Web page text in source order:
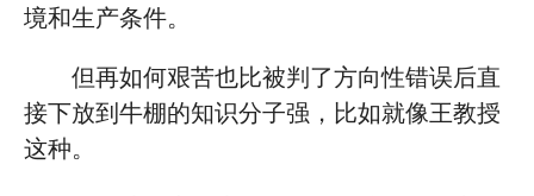
境和生产条件。
但再如何艰苦也比被判了方向性错误后直
接下放到牛棚的知识分子强，比如就像王教授
这种。